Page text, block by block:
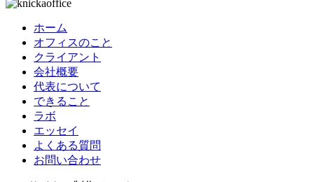
ホーム
オフィスのこと
クライアント
会社概要
代表について
できること
ラボ
エッセイ
よくある質問
お問い合わせ